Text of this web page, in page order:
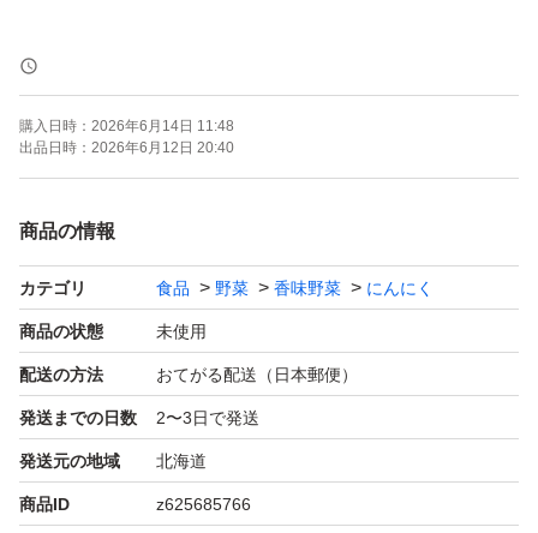
＊輸送中に多少芽が出たりすることがありますが、そのよ
うな元気なものからお使いください。
それを考慮して150gほど、箱の重さ分だけ多めに入れて
おります。
購入日時： 2026年6月14日 11:48
出品日時： 2026年6月12日 20:40
商品の情報
カテゴリ 食品 野菜 香味野菜 にんにく
商品の状態 未使用
配送の方法 おてがる配送（日本郵便）
発送までの日数 2〜3日で発送
発送元の地域 北海道
商品ID z625685766